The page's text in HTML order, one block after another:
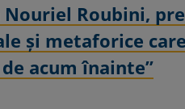
Roubini,
şi metaforice
acum înainte”